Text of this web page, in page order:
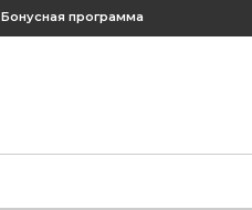
Бонусная программа